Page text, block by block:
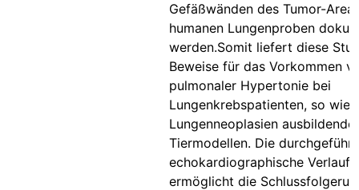
Gefäßwänden des Tumor-
humanen Lungenproben
werden.Somit liefert diese
Beweise für das Vorkommen
pulmonaler Hypertonie bei
Lungenkrebspatienten, so wie
Lungenneoplasien
Tiermodellen. Die
echokardiographische
ermöglicht die